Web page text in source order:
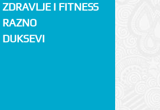
ZDRAVLJE I FITNESS
RAZNO
DUKSEVI